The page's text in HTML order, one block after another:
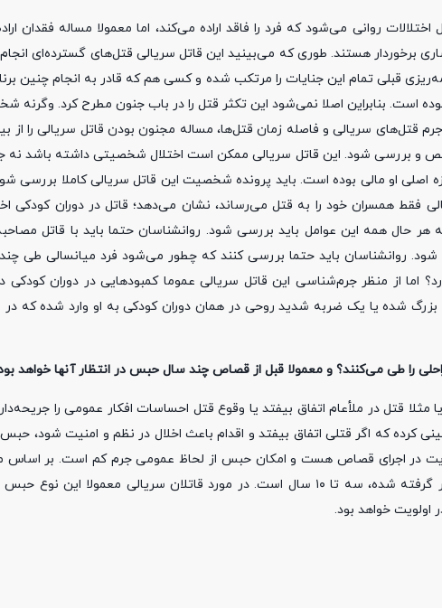
جنون شامل اختلالات روانی می‌شود که فرد را فاقد اراده می‌کند، اما معمولا مساله فقدان
برخوردار هستند. طوری که می‌بینید این قاتل سریالی قتل‌های گسترده‌ای
قبلی تمام این جنایات را مرتکب شده و کسی هم که قادر به انجام چنین
بوده است. بنابراین اصلا نمی‌شود این تکثر قتل را در باب جنون مطرح کرد. وگرنه
جرم قتل‌های سریالی و فاصله زمان قتل‌ها، مساله مجنون بودن قاتل سریالی را
و بررسی شود. این قاتل سریالی ممکن است اختلال شخصیتی داشته باشد نه
اصلی او مالی بوده است. باید پرونده شخصیت این قاتل سریالی کاملا بررسی شود
فقط همسران خود را به قتل می‌رساند، نشان می‌دهد؛ قاتل در دوران کودکی
حال همه این عوامل باید بررسی شود. روانشناسان حتما باید با قاتل
روانشناسان باید حتما بررسی کنند که چطور می‌شود فرد میانسالی طی چند
اما از منظر جرم‌شناسی این قاتل سریالی عموما کمبودهایی در دوران کودکی
بزرگ شده یا یک ضربه شدید روحی در همان دوران کودکی به او وارد شده که
را طی می‌کنند؟ و معمولا قبل از قصاص چند سال حبس در انتظار آنها خواهد
قتل در ملأعام اتفاق بیفتد یا وقوع قتل احساسات افکار عمومی را جریحه‌دار
که اگر قتلی اتفاق بیفتد و اقدام باعث اخلال در نظم و امنیت شود،
اسلامی (تعزیرات)، جنبه عمومی که برای قتل عمد در نظر گرفته شده، سه تا ۱۰ سال است. در مورد قاتلان
خواهد بود.